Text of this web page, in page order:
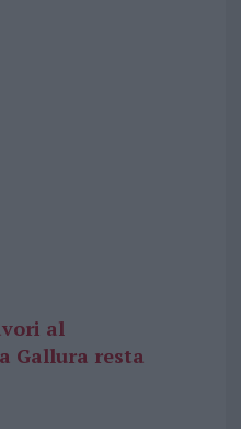
al
Gallura resta